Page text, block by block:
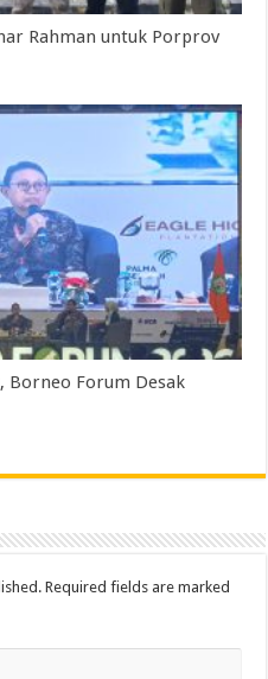
Rahman untuk Porprov
Borneo Forum Desak
Required fields are marked